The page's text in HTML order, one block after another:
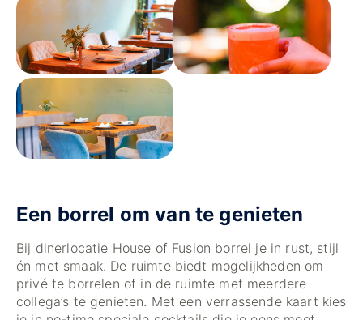
Een borrel om van te genieten
Bij dinerlocatie House of Fusion borrel je in rust, stijl
én met smaak. De ruimte biedt mogelijkheden om
privé te borrelen of in de ruimte met meerdere
collega’s te genieten. Met een verrassende kaart kies